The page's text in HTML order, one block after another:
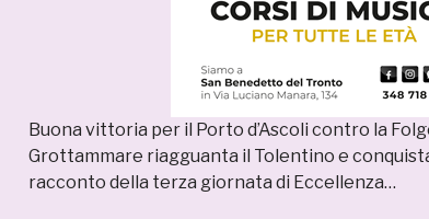
Buona vittoria per il Porto d’Ascoli contro la
Grottammare riagguanta il Tolentino e
racconto della terza giornata di Eccellenza…